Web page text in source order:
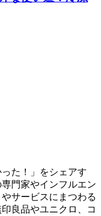
た！」をシェアす
門家やインフルエン
サービスにまつわる
良品やユニクロ、コ